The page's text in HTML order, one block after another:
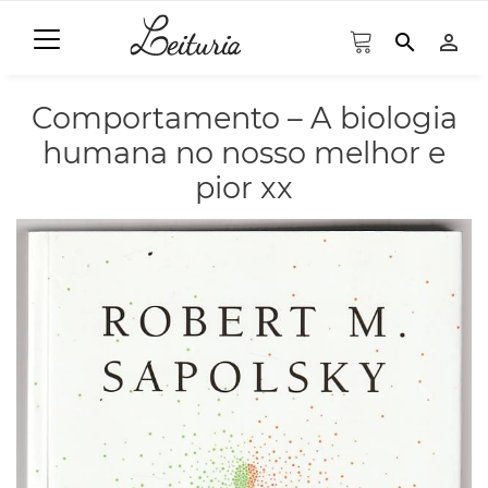
search person_outline
Comportamento – A biologia
humana no nosso melhor e
pior xx